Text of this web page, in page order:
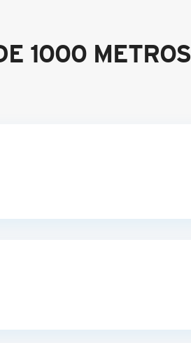
1000 METROS